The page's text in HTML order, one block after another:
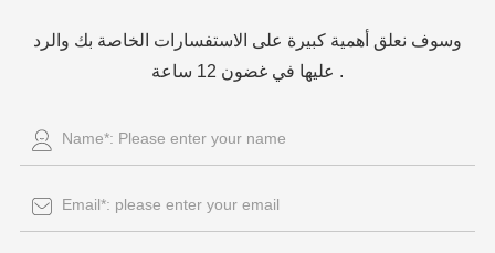
وسوف نعلق أهمية كبيرة على الاستفسارات الخاصة بك والرد
عليها في غضون 12 ساعة .